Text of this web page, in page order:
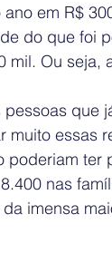
em R$
do que foi
mil. Ou
que
muito essas
ter
nas
imensa